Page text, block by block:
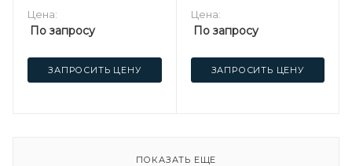
Цена:
По запросу
ЗАПРОСИТЬ ЦЕНУ
Цена:
По запросу
ЗАПРОСИТЬ ЦЕНУ
ПОКАЗАТЬ ЕЩЕ